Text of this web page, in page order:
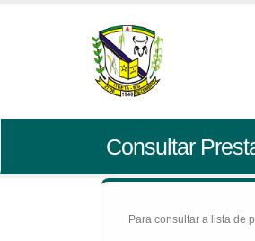
Consultar
Para consultar a lista de